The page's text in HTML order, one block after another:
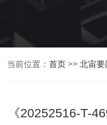
当前位置： 首页 >> 北宙要
《20252516-T-